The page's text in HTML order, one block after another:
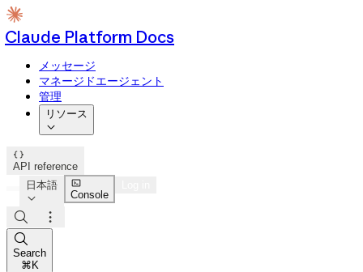
Claude Platform Docs
メッセージ
マネージドエージェント
管理
リソース


API reference
日本語


Console



Search
⌘K